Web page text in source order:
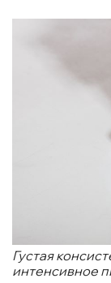
Густая
интенсивное